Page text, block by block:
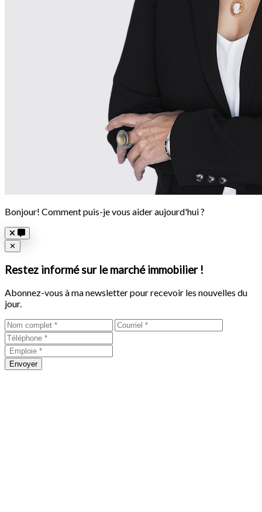
Bonjour! Comment puis-je vous aider aujourd'hui ?
Close
✕
Restez informé sur le marché immobilier !
Abonnez-vous à ma newsletter pour recevoir les nouvelles du
jour.
Envoyer